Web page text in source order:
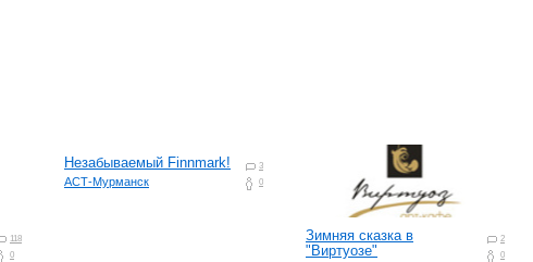
118
0
3
0
Незабываемый Finnmark!
АСТ-Мурманск
2
0
Зимняя сказка в
"Виртуозе"